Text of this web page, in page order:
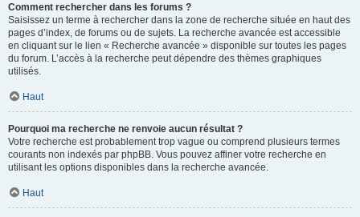
Comment rechercher dans les forums ?
Saisissez un terme à rechercher dans la zone de recherche située en haut des
pages d’index, de forums ou de sujets. La recherche avancée est accessible
en cliquant sur le lien « Recherche avancée » disponible sur toutes les pages
du forum. L’accès à la recherche peut dépendre des thèmes graphiques
utilisés.
Haut
Pourquoi ma recherche ne renvoie aucun résultat ?
Votre recherche est probablement trop vague ou comprend plusieurs termes
courants non indexés par phpBB. Vous pouvez affiner votre recherche en
utilisant les options disponibles dans la recherche avancée.
Haut